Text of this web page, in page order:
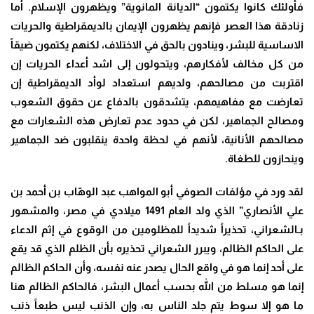
فأولئك كانوا يكتمون “الديانة المانوية” ويظهرون الإسلام. أما
زنادقة هذا العصر فإنهم يظهرون الإيمان بالديمقراطية والحريات
الاساسية للبشر، وينادون بالحق في الاختلاف، لكنهم يكتمون ضيقاً
من كل مخالف لأفكارهم، ويتحولون إلى اشد أعداء الحريات إن
اقتربت من مصالحهم، ولديهم استعداد لوأد الديمقراطية إن
تعارضت مع مفاهيمهم، يتشدقون بالدفاع عن حقوق الشعوب
ومصالح الجماهير، لكن في حدود عدم تعارض هذه الشعارات مع
مصالحهم الأنانية، لأنهم في لحظة واحدة ينقلبون ضد الجماهير
وينحازون للطغاة.
لقد ورد في مؤلفات الصوفي أبو المواهب عبد الوهّاب بن أحمد بن
علي الأنصاري” الذي ولد العام 1491 ميلادي في مصر، والمشهور
بـالشعراني، تحذيراً شديداً للمظلومين من الوقوع في إثم الدعاء
على الحاكم الظالم، ويبرر الشعراني تحذيره بأن الظلم الذي قد يقع
على أحد إنما هو في واقع الحال يصدر عنه نفسه، وأن الحاكم الظالم
إنما هو مسلط من الله بحسب أعمال البشر، فالحاكم الظالم هنا
ما هو إلا سوط يتم جلد الناس به، وإن الذنب ليس طبعاً ذنب